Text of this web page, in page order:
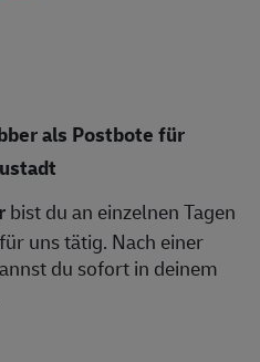
als Postbote für
bist du an einzelnen Tagen
uns tätig. Nach einer
du sofort in deinem